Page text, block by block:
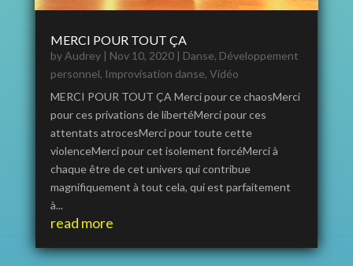
MERCI POUR TOUT ÇA
byAudrey| Nov 10, 2020| Danse, Développement
personnel, Improvisation danse, Vidéo
MERCI POUR TOUT ÇA Merci pour ce chaosMerci
pour ces privations de libertéMerci pour ces
attentats atrocesMerci pour toute cette
violenceMerci pour cet isolement forcéMerci à
chaque être de cet univers qui contribue
magnifiquement à tout cela, qui est parfaitement
à...
read more